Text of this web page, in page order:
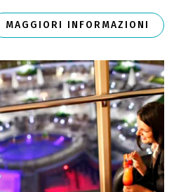
MAGGIORI INFORMAZIONI